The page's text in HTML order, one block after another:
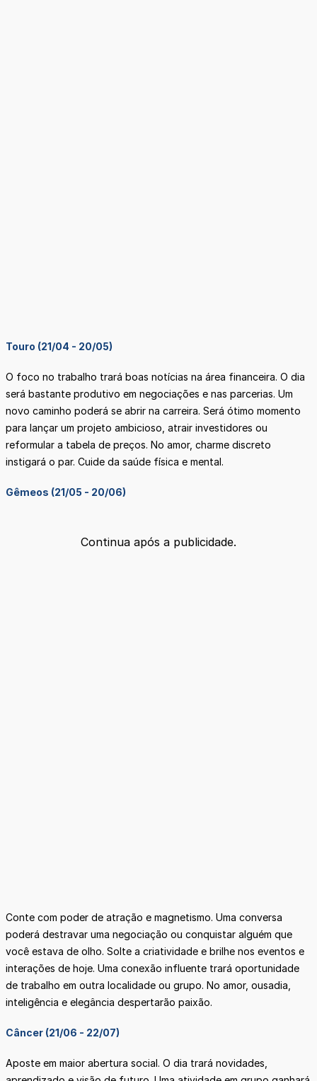
Touro (21/04 - 20/05)
O foco no trabalho trará boas notícias na área financeira. O dia
será bastante produtivo em negociações e nas parcerias. Um
novo caminho poderá se abrir na carreira. Será ótimo momento
para lançar um projeto ambicioso, atrair investidores ou
reformular a tabela de preços. No amor, charme discreto
instigará o par. Cuide da saúde física e mental.
Gêmeos (21/05 - 20/06)
Continua após a publicidade.
Conte com poder de atração e magnetismo. Uma conversa
poderá destravar uma negociação ou conquistar alguém que
você estava de olho. Solte a criatividade e brilhe nos eventos e
interações de hoje. Uma conexão influente trará oportunidade
de trabalho em outra localidade ou grupo. No amor, ousadia,
inteligência e elegância despertarão paixão.
Câncer (21/06 - 22/07)
Aposte em maior abertura social. O dia trará novidades,